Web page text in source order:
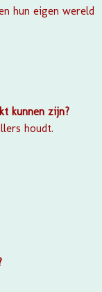
hun eigen wereld
kunnen zijn?
houdt.